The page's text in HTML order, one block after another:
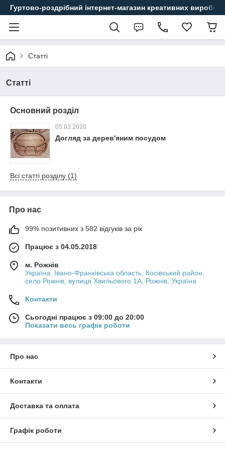
Гуртово-роздрібний інтернет-магазин креативних виробів
Статті
Статті
Основний розділ
05.03.2020
Догляд за дерев'яним посудом
Всі статті розділу (1)
Про нас
99% позитивних з 582 відгуків за рік
Працює з 04.05.2018
м. Рожнів
Україна, Івано-Франківська область, Косівський район,
село Рожнів, вулиця Хвильового 1А, Рожнів, Україна
Контакти
Сьогодні працює з 09:00 до 20:00
Показати весь графік роботи
Про нас
Контакти
Доставка та оплата
Графік роботи